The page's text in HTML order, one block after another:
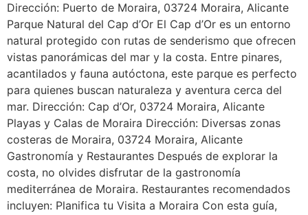
Dirección: Puerto de Moraira, 03724 Moraira, Alicante
Parque Natural del Cap d’Or El Cap d’Or es un entorno
natural protegido con rutas de senderismo que ofrecen
vistas panorámicas del mar y la costa. Entre pinares,
acantilados y fauna autóctona, este parque es perfecto
para quienes buscan naturaleza y aventura cerca del
mar. Dirección: Cap d’Or, 03724 Moraira, Alicante
Playas y Calas de Moraira Dirección: Diversas zonas
costeras de Moraira, 03724 Moraira, Alicante
Gastronomía y Restaurantes Después de explorar la
costa, no olvides disfrutar de la gastronomía
mediterránea de Moraira. Restaurantes recomendados
incluyen: Planifica tu Visita a Moraira Con esta guía,